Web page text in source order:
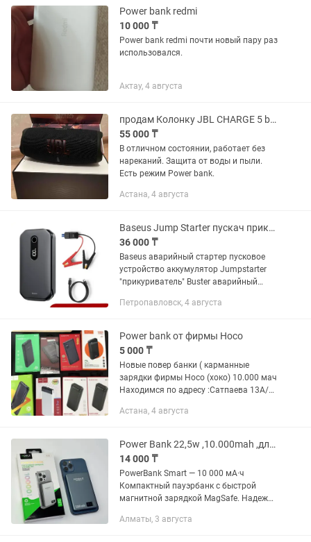
и...
Power bank redmi
10 000 ₸
Power bank redmi почти новый пару раз
использовался.
Актау, 4 августа
продам Колонку JBL CHARGE 5 black по вопросам напишите в чат
55 000 ₸
В отличном состоянии, работает без
нареканий. Защита от воды и пыли.
Есть режим Power bank.
Астана, 4 августа
Baseus Jump Starter пускач прикуриватель аварийный стартер Power Bank
36 000 ₸
Baseus аварийный стартер пусковое
устройство аккумулятор Jumpstarter
"прикуриватель" Buster аварийный
зарядное устройство В отличие от
Петропавловск, 4 августа
Power bank от фирмы Hoco
5 000 ₸
Новые повер банки ( карманные
зарядки фирмы Hoco (хоко) 10.000 мач
Находимся по адресу :Сатпаева 13А/
Астана, 4 августа
Power Bank 22,5w ,10.000mah ,для Айфон, Самсунг, Хуавей и т.д.
14 000 ₸
PowerBank Smart — 10 000 мА·ч
Компактный пауэрбанк с быстрой
магнитной зарядкой MagSafe. Надежно
даже через чехол — снимать его не
Алматы, 3 августа